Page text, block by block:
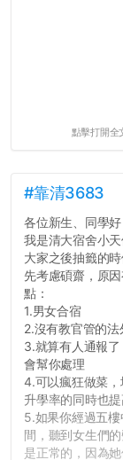
點擊打開全
#靠清3683
各位新生、同學好
我是清大宿舍小
大家之後抽籤的
先考慮碩齋，原
點：
1.男女合宿
2.沒有教官管的法
3.就算有人通報
會幫你處理
4.可以瘋狂做菜，
升學率的同時也
5.如果你經過五
間，聽到女生們
是正常的，因為